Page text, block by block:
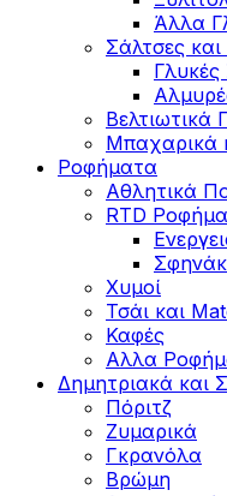
Άλλα
Σάλτσες και
Γλυκές
Bελτιωτικά
Μπαχαρικά
Ροφήματα
Αθλητικά
RTD
Χυμοί
Τσάι και
Καφές
Αλλα
Δημητριακά και
Πόριτζ
Ζυμαρικά
Γκρανόλα
Βρώμη